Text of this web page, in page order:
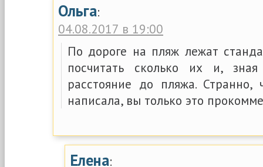
Ольга:
04.08.2017 в 19:00
По дороге на пляж лежат
посчитать сколько их и,
расстояние до пляжа. Странно,
написала, вы только это
Елена: